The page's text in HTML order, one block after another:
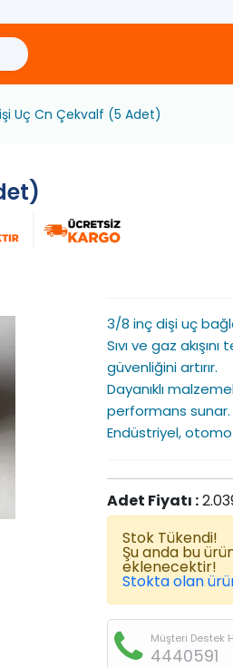
Uç Cn Çekvalf (5 Adet)
3/8 inç dişi uç
Sıvı ve gaz
güvenliğini artırır.
Dayanıklı
performans sunar.
Endüstriyel,
Adet Fiyatı :
Stok Tükendi!
Şu anda bu
eklenecektir!
Stokta olan
Müşteri Destek
4440591